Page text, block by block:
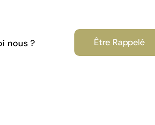
nous ? Être Rappelé